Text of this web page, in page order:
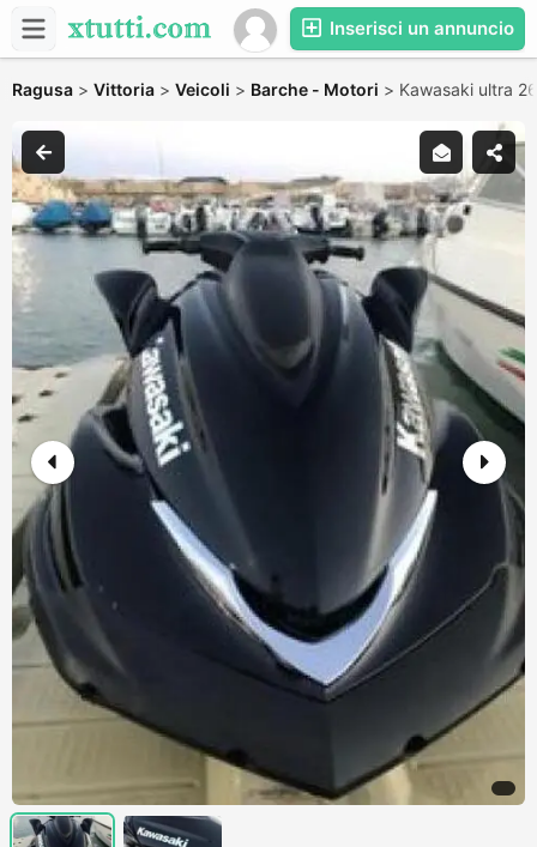
Inserisci un annuncio
Ragusa > Vittoria > Veicoli > Barche - Motori > Kawasaki ultra